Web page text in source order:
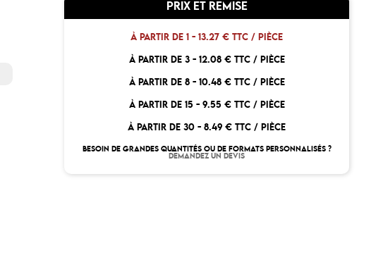
PRIX ET REMISE
À PARTIR DE 1 - 13.27 € TTC / PIÈCE
À PARTIR DE 3 - 12.08 € TTC / PIÈCE
À PARTIR DE 8 - 10.48 € TTC / PIÈCE
À PARTIR DE 15 - 9.55 € TTC / PIÈCE
À PARTIR DE 30 - 8.49 € TTC / PIÈCE
BESOIN DE GRANDES QUANTITÉS OU DE FORMATS PERSONNALISÉS ?
DEMANDEZ UN DEVIS